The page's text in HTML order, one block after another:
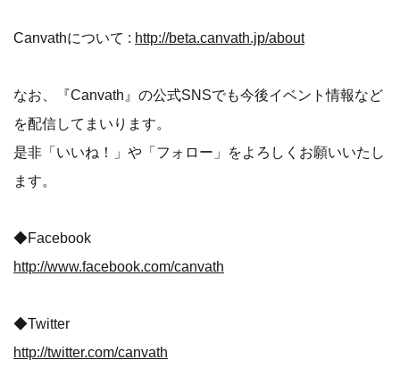
Canvathについて : http://beta.canvath.jp/about
なお、『Canvath』の公式SNSでも今後イベント情報など
を配信してまいります。
是非「いいね！」や「フォロー」をよろしくお願いいたし
ます。
◆Facebook
http://www.facebook.com/canvath
◆Twitter
http://twitter.com/canvath